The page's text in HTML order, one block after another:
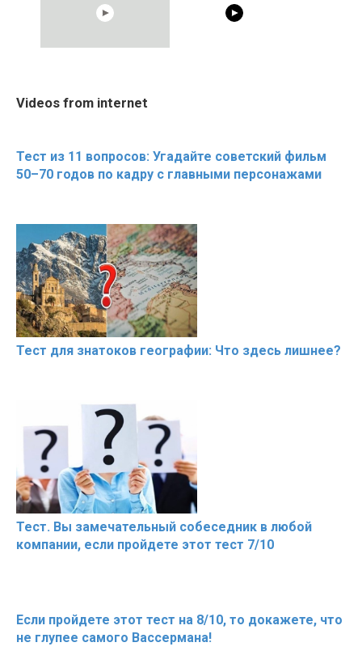
RONALDO and Fans
Beautiful Moments
Videos from internet
Тест из 11 вопросов: Угадайте советский фильм
50–70 годов по кадру с главными персонажами
Тест для знатоков географии: Что здесь лишнее?
Тест. Вы замечательный собеседник в любой
компании, если пройдете этот тест 7/10
Если пройдете этот тест на 8/10, то докажете, что
не глупее самого Вассермана!